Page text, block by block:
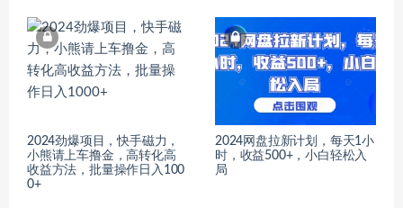
2024劲爆项目，快手磁力，
小熊请上车撸金，高转化高
收益方法，批量操作日入100
0+
2024网盘拉新计划，每天1小
时，收益500+，小白轻松入
局